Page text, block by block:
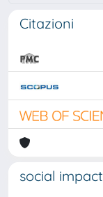
Citazioni
social impact